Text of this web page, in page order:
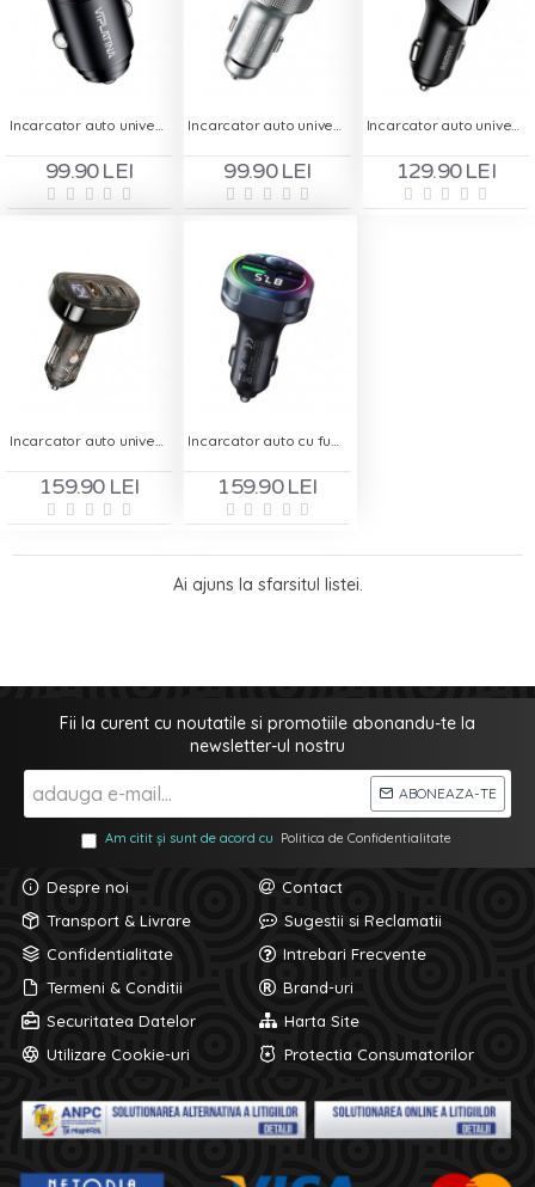
Incarcator auto universal 1 x USB-A, 1 x Type-C, VIPLATINA VK25
99.90 LEI
Incarcator auto universal REMAX C07 - 2 x USB-C, 1x USB-A
99.90 LEI
Incarcator auto universal REMAX RC323 - 2 x USB-A, 1x USB-C
129.90 LEI
Incarcator auto universal REMAX RC351 - 2 x USB-C, 1x USB-A
159.90 LEI
Incarcator auto cu functie de modulator FM Remax C02
159.90 LEI
Ai ajuns la sfarsitul listei.
Fii la curent cu noutatile si promotiile abonandu-te la
newsletter-ul nostru
ABONEAZA-TE
Am citit și sunt de acord cu Politica de Confidentialitate
Despre noi
Transport & Livrare
Confidentialitate
Termeni & Conditii
Securitatea Datelor
Utilizare Cookie-uri
Contact
Sugestii si Reclamatii
Intrebari Frecvente
Brand-uri
Harta Site
Protectia Consumatorilor